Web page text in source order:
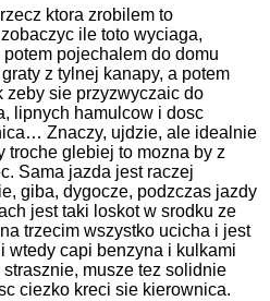
ktora zrobilem to
ile toto wyciaga,
pojechalem do domu
z tylnej kanapy, a potem
zeby sie przyzwyczaic do
lipnych hamulcow i dosc
Znaczy, ujdzie, ale idealnie
troche glebiej to mozna by z
Sama jazda jest raczej
giba, dygocze, podzczas jazdy
jest taki loskot w srodku ze
trzecim wszystko ucicha i jest
wtedy capi benzyna i kulkami
musze tez solidnie
ciezko kreci sie kierownica.